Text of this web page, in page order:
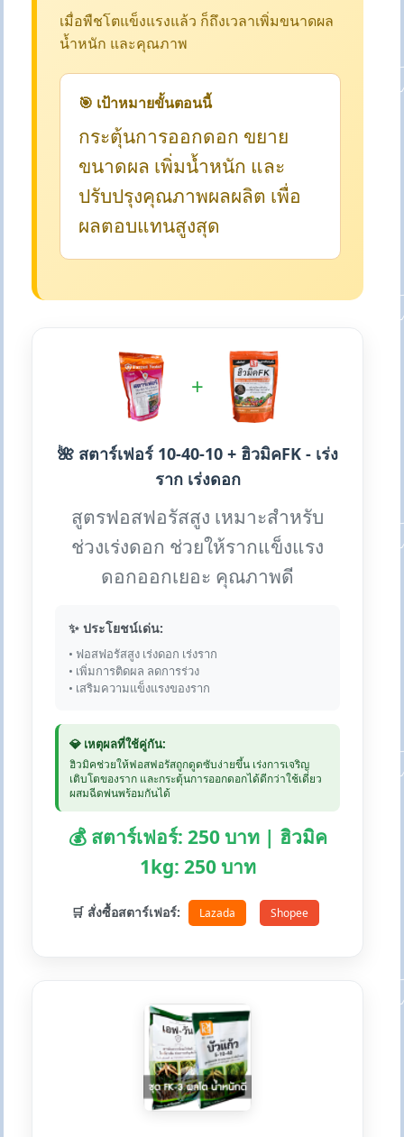
เมื่อพืชโตแข็งแรงแล้ว ก็ถึงเวลาเพิ่มขนาดผล
น้ำหนัก และคุณภาพ
🎯 เป้าหมายขั้นตอนนี้
กระตุ้นการออกดอก ขยาย
ขนาดผล เพิ่มน้ำหนัก และ
ปรับปรุงคุณภาพผลผลิต เพื่อ
ผลตอบแทนสูงสุด
+
🌺 สตาร์เฟอร์ 10-40-10 + ฮิวมิคFK - เร่ง
ราก เร่งดอก
สูตรฟอสฟอรัสสูง เหมาะสำหรับ
ช่วงเร่งดอก ช่วยให้รากแข็งแรง
ดอกออกเยอะ คุณภาพดี
✨ ประโยชน์เด่น:
• ฟอสฟอรัสสูง เร่งดอก เร่งราก
• เพิ่มการติดผล ลดการร่วง
• เสริมความแข็งแรงของราก
💎 เหตุผลที่ใช้คู่กัน:
ฮิวมิคช่วยให้ฟอสฟอรัสถูกดูดซับง่ายขึ้น เร่งการเจริญ
เติบโตของราก และกระตุ้นการออกดอกได้ดีกว่าใช้เดี่ยว
ผสมฉีดพ่นพร้อมกันได้
💰 สตาร์เฟอร์: 250 บาท | ฮิวมิค
1kg: 250 บาท
🛒 สั่งซื้อสตาร์เฟอร์: Lazada Shopee